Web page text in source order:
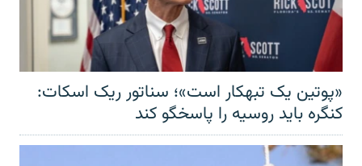
«پوتین یک تبهکار است»؛ سناتور ریک اسکات:
کنگره باید روسیه را پاسخگو کند